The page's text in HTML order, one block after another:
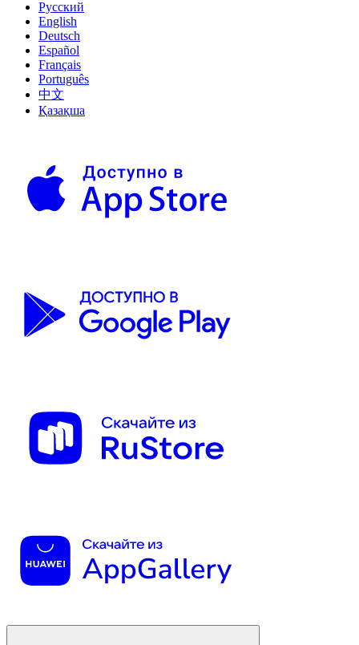
Русский
English
Deutsch
Español
Français
Português
中文
Қазақша